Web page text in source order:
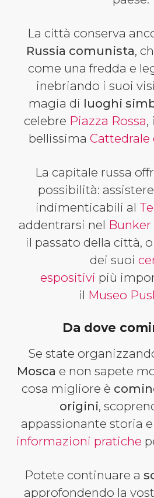
La città conserva
Russia comunista,
come una fredda e
inebriando i suoi
magia di luoghi
celebre Piazza Rossa,
bellissima Cattedrale
La capitale russa
possibilità:
indimenticabili al
addentrarsi nel Bunker
il passato della città,
dei suoi
espositivi più
il Museo
Da dove
Se state
Mosca e non sapete
cosa migliore è
origini,
appassionante storia
informazioni pratiche
Potete continuare a
approfondendo la